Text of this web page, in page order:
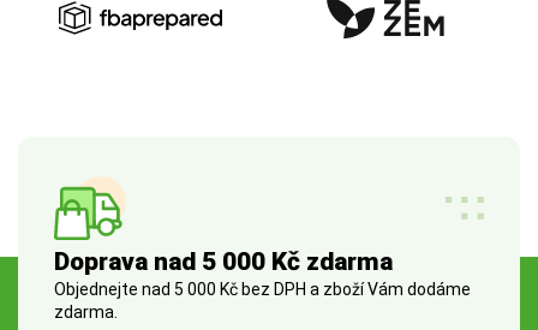
Doprava nad 5 000 Kč zdarma
Objednejte nad 5 000 Kč bez DPH a zboží Vám dodáme
zdarma.